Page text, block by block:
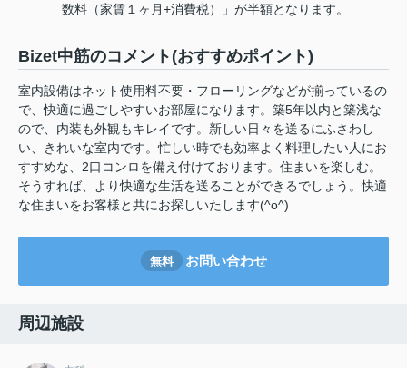
数料（家賃１ヶ月+消費税）」が半額となります。
Bizet中筋のコメント(おすすめポイント)
室内設備はネット使用料不要・フローリングなどが揃っているの
で、快適に過ごしやすいお部屋になります。築5年以内と築浅な
ので、内装も外観もキレイです。新しい日々を送るにふさわし
い、きれいな室内です。忙しい時でも効率よく料理したい人にお
すすめな、2口コンロを備え付けております。住まいを楽しむ。
そうすれば、より快適な生活を送ることができるでしょう。快適
な住まいをお客様と共にお探しいたします(^o^)
無料 お問い合わせ
周辺施設